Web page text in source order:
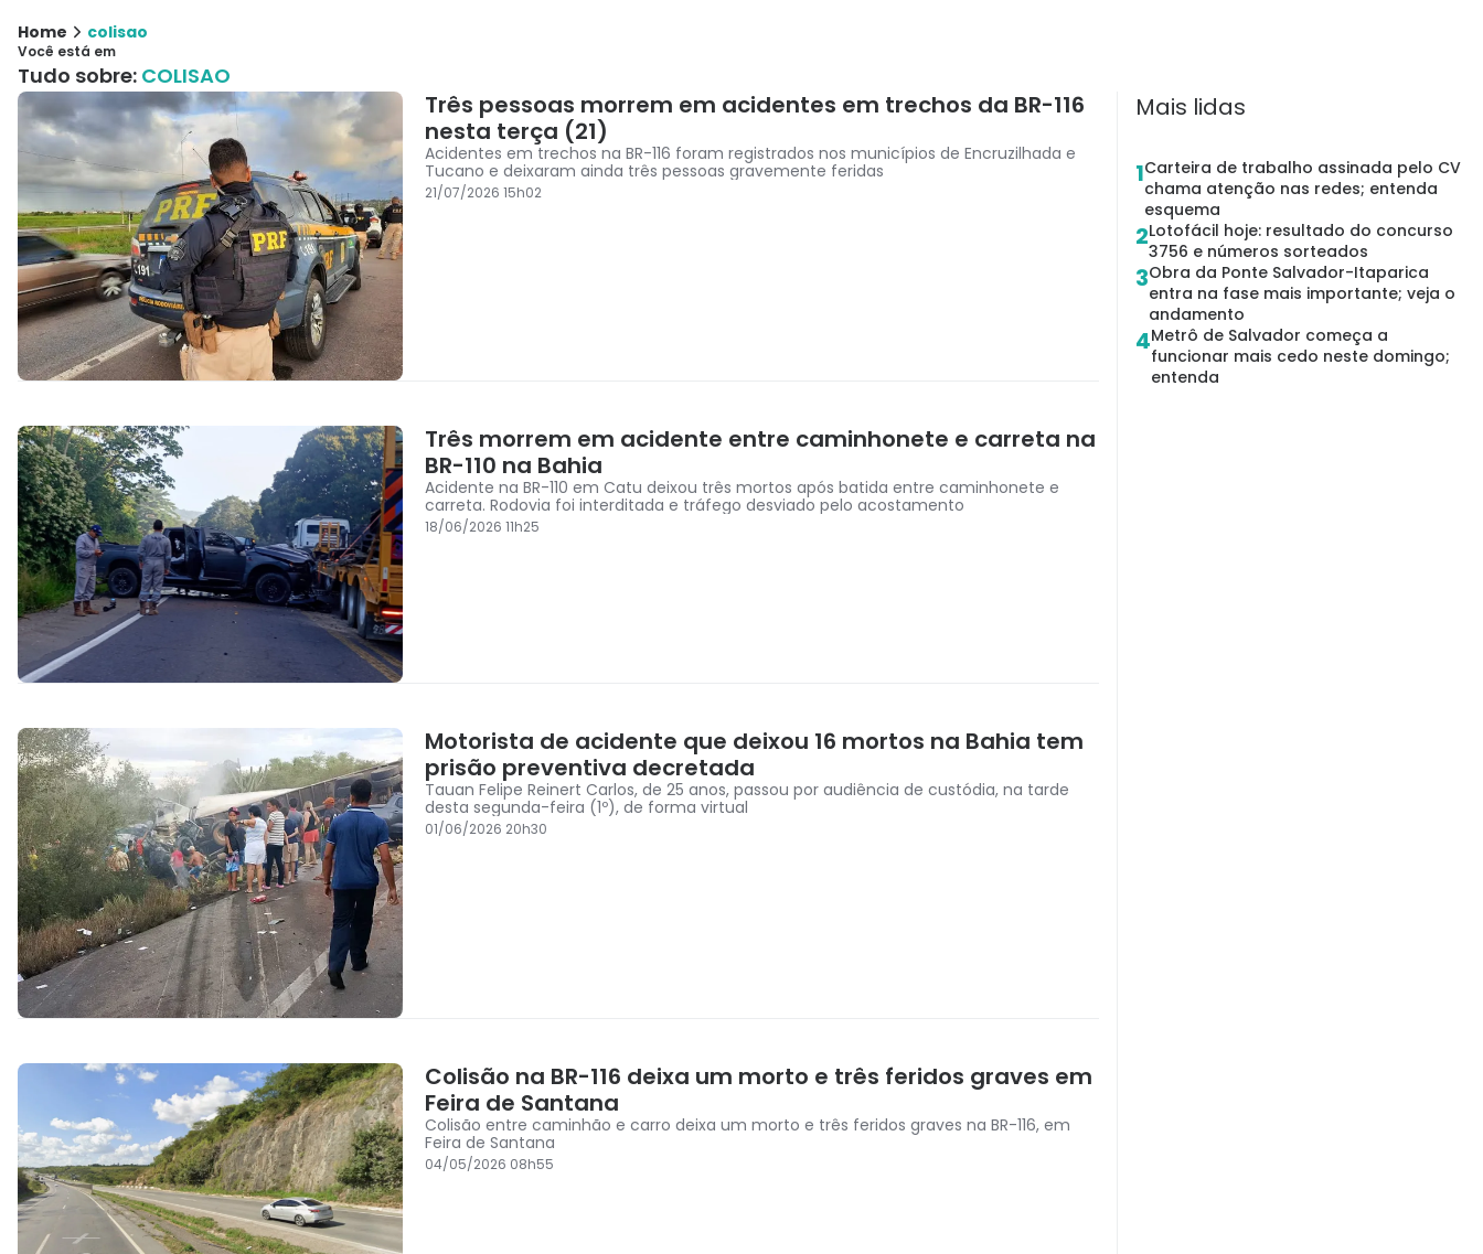
Home colisao
Você está em
Tudo sobre: COLISAO
Três pessoas morrem em acidentes em trechos da BR-116
nesta terça (21)
Acidentes em trechos na BR-116 foram registrados nos municípios de Encruzilhada e
Tucano e deixaram ainda três pessoas gravemente feridas
21/07/2026 15h02
Três morrem em acidente entre caminhonete e carreta na
BR-110 na Bahia
Acidente na BR-110 em Catu deixou três mortos após batida entre caminhonete e
carreta. Rodovia foi interditada e tráfego desviado pelo acostamento
18/06/2026 11h25
Motorista de acidente que deixou 16 mortos na Bahia tem
prisão preventiva decretada
Tauan Felipe Reinert Carlos, de 25 anos, passou por audiência de custódia, na tarde
desta segunda-feira (1º), de forma virtual
01/06/2026 20h30
Colisão na BR-116 deixa um morto e três feridos graves em
Feira de Santana
Colisão entre caminhão e carro deixa um morto e três feridos graves na BR-116, em
Feira de Santana
04/05/2026 08h55
Mais lidas
1Carteira de trabalho assinada pelo CV
chama atenção nas redes; entenda
esquema
2Lotofácil hoje: resultado do concurso
3756 e números sorteados
3Obra da Ponte Salvador-Itaparica
entra na fase mais importante; veja o
andamento
4Metrô de Salvador começa a
funcionar mais cedo neste domingo;
entenda